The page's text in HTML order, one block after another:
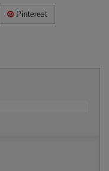
Pinterest